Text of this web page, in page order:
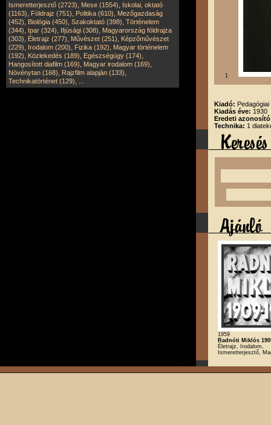
Ismeretterjesztő (2723), Mese (1554), Iskolai, oktató
(1163), Földrajz (751), Politika (610), Mezőgazdaság
(452), Biológia (450), Szakoktató (398), Történelem
(344), Ipar (324), Ifjúsági (308), Magyarország földrajza
(303), Életrajz (277), Művészet (251), Képzőművészet
(229), Irodalom (200), Fizika (192), Magyar történelem
(192), Közlekedés (189), Egészségügy (174),
Hangosított diafilm (169), Magyar irodalom (169),
Növénytan (168), Rajzfilm alapján (133),
Technikatörténet (129),
1
Kiadó:
Kiadás éve: 1930
Eredeti
Technika: 1
1959
Radnóti Miklós
Életrajz, Irodalom,
Ismeretterjesztő,